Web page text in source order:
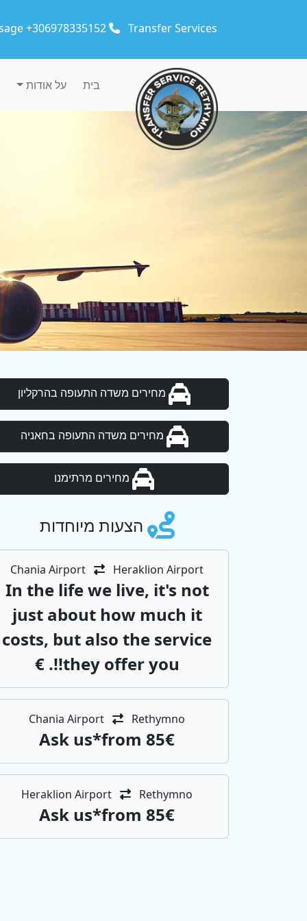
Transfer Services
+306978335152
בית על אודות
מחירים משדה התעופה בהרקליון
מחירים משדה התעופה בחאניה
מחירים מרתימנו
הצעות מיוחדות
Chania Airport Heraklion Airport
In the life we ​​live, it's not
just about how much it
costs, but also the service
they offer you!!. €
Chania Airport Rethymno
Αsk us*from 85€
Heraklion Airport Rethymno
Αsk us*from 85€